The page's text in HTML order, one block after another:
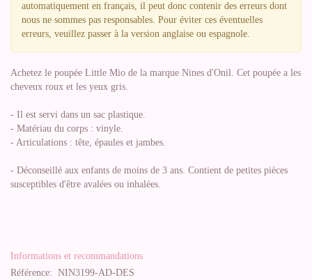
automatiquement en français, il peut donc contenir des erreurs dont
nous ne sommes pas responsables. Pour éviter ces éventuelles
erreurs, veuillez passer à la version anglaise ou espagnole.
Achetez le poupée Little Mio de la marque Nines d'Onil. Cet poupée a les
cheveux roux et les yeux gris.
- Il est servi dans un sac plastique.
- Matériau du corps : vinyle.
- Articulations : tête, épaules et jambes.
- Déconseillé aux enfants de moins de 3 ans. Contient de petites pièces
susceptibles d'être avalées ou inhalées.
Informations et recommandations
Référence: NIN3199-AD-DES